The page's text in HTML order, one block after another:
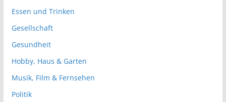
Essen und Trinken
Gesellschaft
Gesundheit
Hobby, Haus & Garten
Musik, Film & Fernsehen
Politik